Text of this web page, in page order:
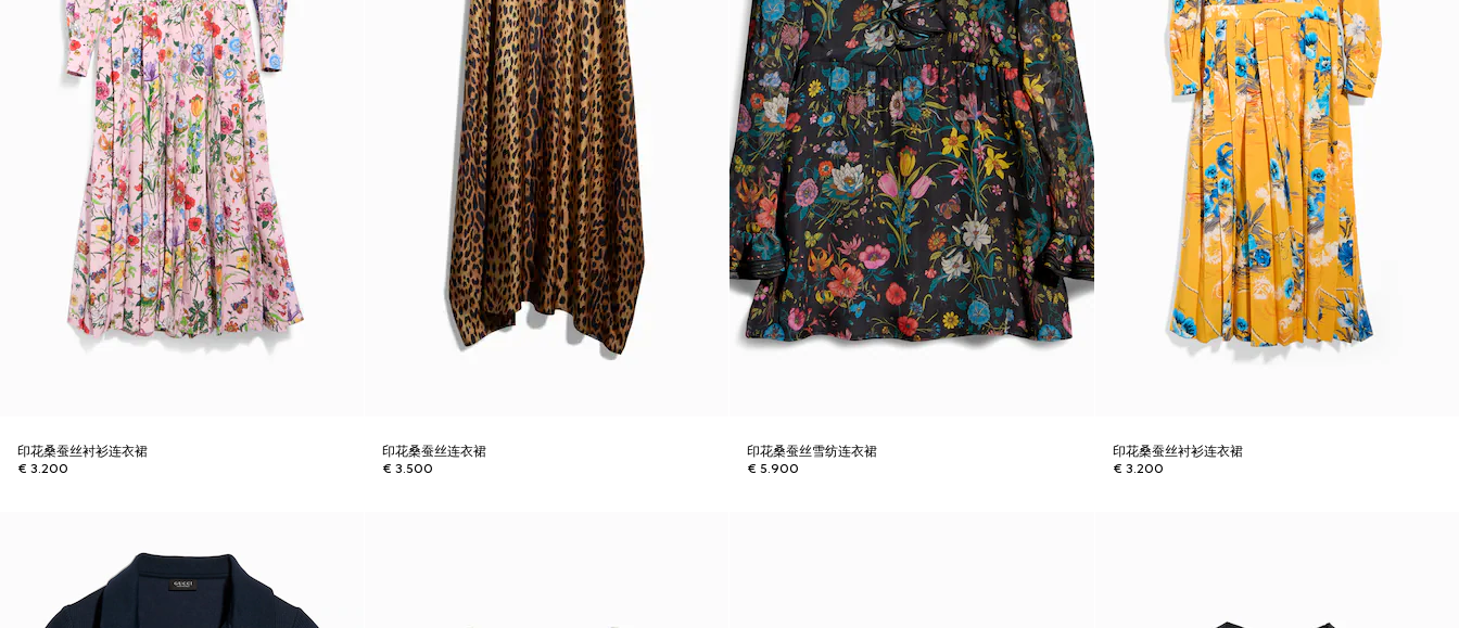
印花桑蚕丝衬衫连衣裙
€ 3.200
印花桑蚕丝连衣裙
€ 3.500
印花桑蚕丝雪纺连衣裙
€ 5.900
印花桑蚕丝衬衫连衣裙
€ 3.200